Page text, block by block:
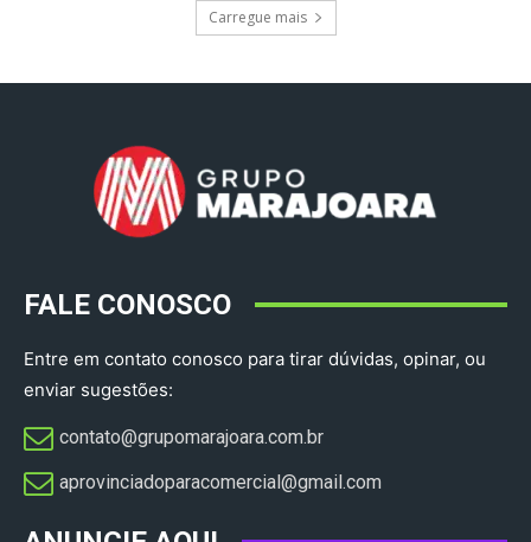
Carregue mais
FALE CONOSCO
Entre em contato conosco para tirar dúvidas, opinar, ou
enviar sugestões:
contato@grupomarajoara.com.br
aprovinciadoparacomercial@gmail.com​